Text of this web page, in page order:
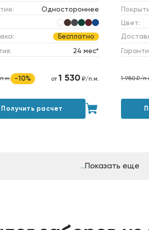
Одностороннее
Бесплатно
24 мес*
-10% от 1 530 ₽/п.м.
Получить расчет
Цвет:
1 980 ₽/
Показать еще